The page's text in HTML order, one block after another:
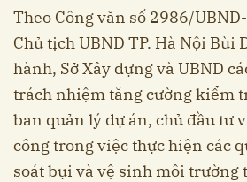
Theo Công văn số 2986/
Chủ tịch UBND TP. Hà Nội Bùi
hành, Sở Xây dựng và UBND
trách nhiệm tăng cường kiểm
ban quản lý dự án, chủ đầu tư
công trong việc thực hiện các
soát bụi và vệ sinh môi trường